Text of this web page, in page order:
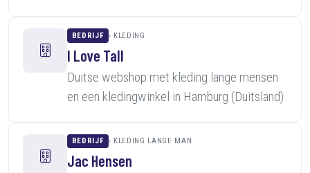
BEDRIJF KLEDING
I Love Tall
Duitse webshop met kleding lange mensen
en een kledingwinkel in Hamburg (Duitsland)
BEDRIJF KLEDING LANGE MAN
Jac Hensen